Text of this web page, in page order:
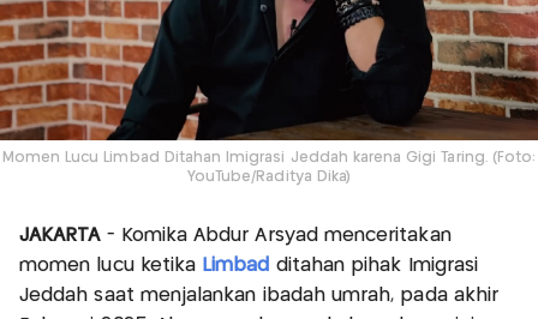
Momen Lucu Limbad Ditahan Imigrasi Jeddah karena Gigi Taring. (Foto:
YouTube/Raditya Dika)
JAKARTA - Komika Abdur Arsyad menceritakan
momen lucu ketika Limbad ditahan pihak Imigrasi
Jeddah saat menjalankan ibadah umrah, pada akhir